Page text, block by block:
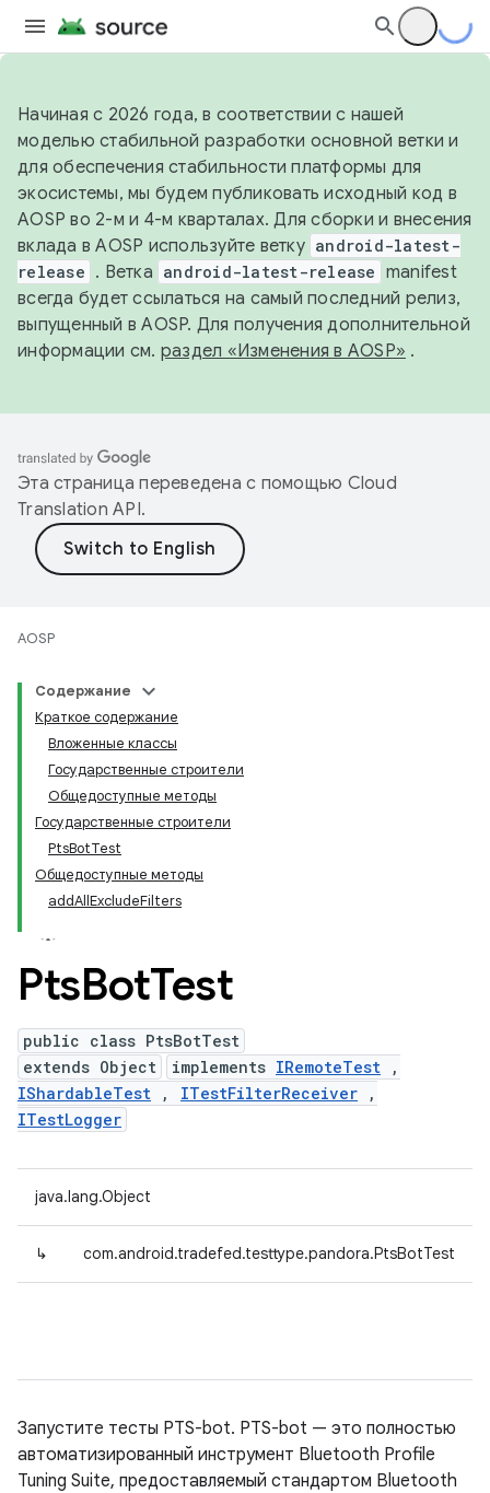
Начиная с 2026 года, в соответствии с нашей
моделью стабильной разработки основной ветки и
для обеспечения стабильности платформы для
экосистемы, мы будем публиковать исходный код в
AOSP во 2-м и 4-м кварталах. Для сборки и внесения
вклада в AOSP используйте ветку android-latest-
release . Ветка android-latest-release manifest
всегда будет ссылаться на самый последний релиз,
выпущенный в AOSP. Для получения дополнительной
информации см. раздел «Изменения в AOSP» .
Эта страница переведена с помощью Cloud
Translation API.
AOSP
Содержание
Краткое содержание
Вложенные классы
Государственные строители
Общедоступные методы
Государственные строители
PtsBotTest
Общедоступные методы
addAllExcludeFilters
PtsBotTest
public class PtsBotTest
extends Object
implements IRemoteTest ,
IShardableTest , ITestFilterReceiver ,
ITestLogger
java.lang.Object
↳ com.android.tradefed.testtype.pandora.PtsBotTest
Запустите тесты PTS-bot. PTS-bot — это полностью
автоматизированный инструмент Bluetooth Profile
Tuning Suite, предоставляемый стандартом Bluetooth